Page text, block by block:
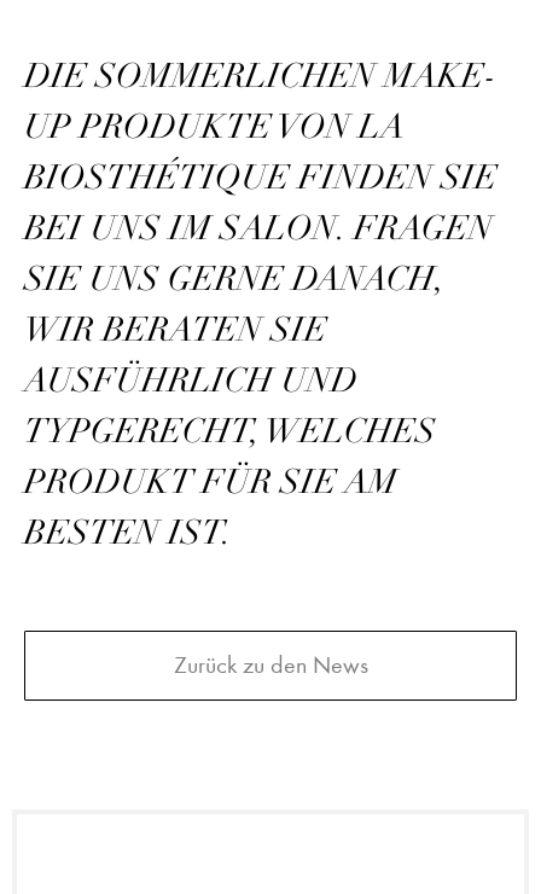
DIE SOMMERLICHEN MAKE-
UP PRODUKTE VON LA
BIOSTHÉTIQUE FINDEN SIE
BEI UNS IM SALON. FRAGEN
SIE UNS GERNE DANACH,
WIR BERATEN SIE
AUSFÜHRLICH UND
TYPGERECHT, WELCHES
PRODUKT FÜR SIE AM
BESTEN IST.
Zurück zu den News